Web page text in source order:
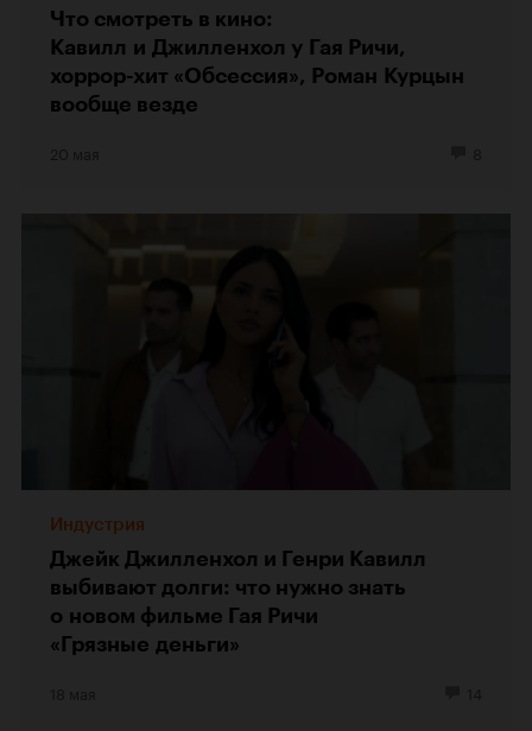
Что смотреть в кино:
Кавилл и Джилленхол у Гая Ричи,
хоррор-хит «Обсессия», Роман Курцын
вообще везде
Индустрия
Джейк Джилленхол и Генри Кавилл
выбивают долги: что нужно знать
о новом фильме Гая Ричи
«Грязные деньги»